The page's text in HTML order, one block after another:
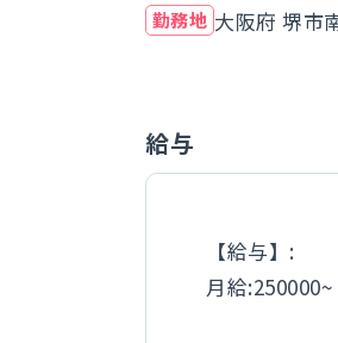
勤務地 大阪府 堺市
給与
【給与】:
月給:250000~